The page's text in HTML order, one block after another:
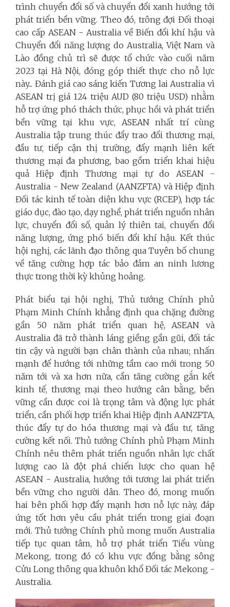
trình chuyển đổi số và chuyển đổi xanh hướng tới
phát triển bền vững. Theo đó, trông đợi Đối thoại
cao cấp ASEAN - Australia về Biến đổi khí hậu và
Chuyển đổi năng lượng do Australia, Việt Nam và
Lào đồng chủ trì sẽ được tổ chức vào cuối năm
2023 tại Hà Nội, đóng góp thiết thực cho nỗ lực
này... Đánh giá cao sáng kiến Tương lai Australia vì
ASEAN trị giá 124 triệu AUD (80 triệu USD) nhằm
hỗ trợ ứng phó thách thức, phục hồi và phát triển
bền vững tại khu vực, ASEAN nhất trí cùng
Australia tập trung thúc đẩy trao đổi thương mại,
đầu tư, tiếp cận thị trường, đẩy mạnh liên kết
thương mại đa phương, bao gồm triển khai hiệu
quả Hiệp định Thương mại tự do ASEAN -
Australia - New Zealand (AANZFTA) và Hiệp định
Đối tác kinh tế toàn diện khu vực (RCEP), hợp tác
giáo dục, đào tạo, dạy nghề, phát triển nguồn nhân
lực, chuyển đổi số, quản lý thiên tai, chuyển đổi
năng lượng, ứng phó biến đổi khí hậu. Kết thúc
hội nghị, các lãnh đạo thông qua Tuyên bố chung
về tăng cường hợp tác bảo đảm an ninh lương
thực trong thời kỳ khủng hoảng.
Phát biểu tại hội nghị, Thủ tướng Chính phủ
Phạm Minh Chính khẳng định qua chặng đường
gần 50 năm phát triển quan hệ, ASEAN và
Australia đã trở thành láng giềng gần gũi, đối tác
tin cậy và người bạn chân thành của nhau; nhấn
mạnh để hướng tới những tầm cao mới trong 50
năm tới và xa hơn nữa, cần tăng cường gắn kết
kinh tế, thương mại theo hướng cân bằng, bền
vững cần được coi là trọng tâm và động lực phát
triển, cần phối hợp triển khai Hiệp định AANZFTA,
thúc đẩy tự do hóa thương mại và đầu tư, tăng
cường kết nối. Thủ tướng Chính phủ Phạm Minh
Chính nêu thêm phát triển nguồn nhân lực chất
lượng cao là đột phá chiến lược cho quan hệ
ASEAN - Australia, hướng tới tương lai phát triển
bền vững cho người dân. Theo đó, mong muốn
hai bên phối hợp đẩy mạnh hơn nỗ lực này, đáp
ứng tốt hơn yêu cầu phát triển trong giai đoạn
mới. Thủ tướng Chính phủ mong muốn Australia
tiếp tục quan tâm, hỗ trợ phát triển Tiểu vùng
Mekong, trong đó có khu vực đồng bằng sông
Cửu Long thông qua khuôn khổ Đối tác Mekong -
Australia.